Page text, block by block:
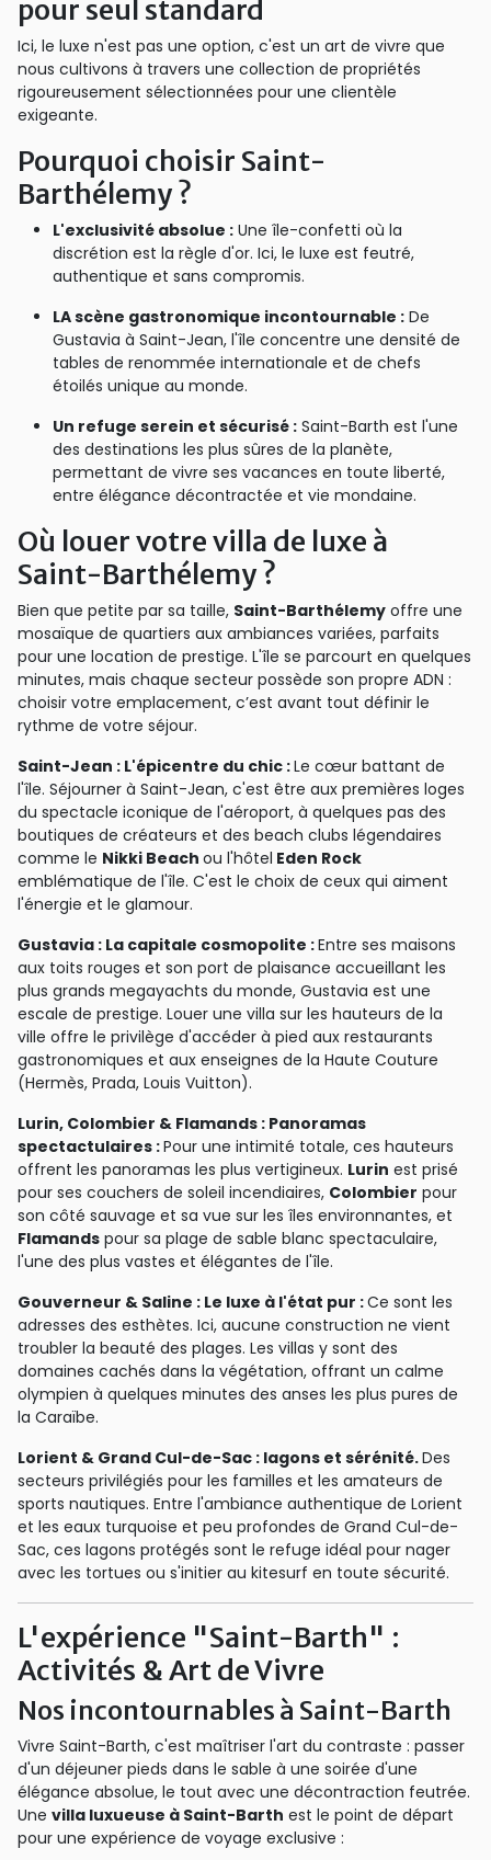
pour seul standard
Ici, le luxe n'est pas une option, c'est un art de vivre que
nous cultivons à travers une collection de propriétés
rigoureusement sélectionnées pour une clientèle
exigeante.
Pourquoi choisir Saint-
Barthélemy ?
L'exclusivité absolue : Une île-confetti où la
discrétion est la règle d'or. Ici, le luxe est feutré,
authentique et sans compromis.
LA scène gastronomique incontournable : De
Gustavia à Saint-Jean, l'île concentre une densité de
tables de renommée internationale et de chefs
étoilés unique au monde.
Un refuge serein et sécurisé : Saint-Barth est l'une
des destinations les plus sûres de la planète,
permettant de vivre ses vacances en toute liberté,
entre élégance décontractée et vie mondaine.
Où louer votre villa de luxe à
Saint-Barthélemy ?
Bien que petite par sa taille, Saint-Barthélemy offre une
mosaïque de quartiers aux ambiances variées, parfaits
pour une location de prestige. L'île se parcourt en quelques
minutes, mais chaque secteur possède son propre ADN :
choisir votre emplacement, c’est avant tout définir le
rythme de votre séjour.
Saint-Jean : L'épicentre du chic :Le cœur battant de
l'île. Séjourner à Saint-Jean, c'est être aux premières loges
du spectacle iconique de l'aéroport, à quelques pas des
boutiques de créateurs et des beach clubs légendaires
comme le Nikki Beach ou l'hôtel Eden Rock
emblématique de l'île. C'est le choix de ceux qui aiment
l'énergie et le glamour.
Gustavia : La capitale cosmopolite :Entre ses maisons
aux toits rouges et son port de plaisance accueillant les
plus grands megayachts du monde, Gustavia est une
escale de prestige. Louer une villa sur les hauteurs de la
ville offre le privilège d'accéder à pied aux restaurants
gastronomiques et aux enseignes de la Haute Couture
(Hermès, Prada, Louis Vuitton).
Lurin, Colombier & Flamands : Panoramas
spectactulaires :Pour une intimité totale, ces hauteurs
offrent les panoramas les plus vertigineux. Lurin est prisé
pour ses couchers de soleil incendiaires, Colombier pour
son côté sauvage et sa vue sur les îles environnantes, et
Flamands pour sa plage de sable blanc spectaculaire,
l'une des plus vastes et élégantes de l'île.
Gouverneur & Saline : Le luxe à l'état pur :Ce sont les
adresses des esthètes. Ici, aucune construction ne vient
troubler la beauté des plages. Les villas y sont des
domaines cachés dans la végétation, offrant un calme
olympien à quelques minutes des anses les plus pures de
la Caraïbe.
Lorient & Grand Cul-de-Sac : lagons et sérénité.Des
secteurs privilégiés pour les familles et les amateurs de
sports nautiques. Entre l'ambiance authentique de Lorient
et les eaux turquoise et peu profondes de Grand Cul-de-
Sac, ces lagons protégés sont le refuge idéal pour nager
avec les tortues ou s'initier au kitesurf en toute sécurité.
L'expérience "Saint-Barth" :
Activités & Art de Vivre
Nos incontournables à Saint-Barth
Vivre Saint-Barth, c'est maîtriser l'art du contraste : passer
d'un déjeuner pieds dans le sable à une soirée d'une
élégance absolue, le tout avec une décontraction feutrée.
Une villa luxueuse à Saint-Barth est le point de départ
pour une expérience de voyage exclusive :